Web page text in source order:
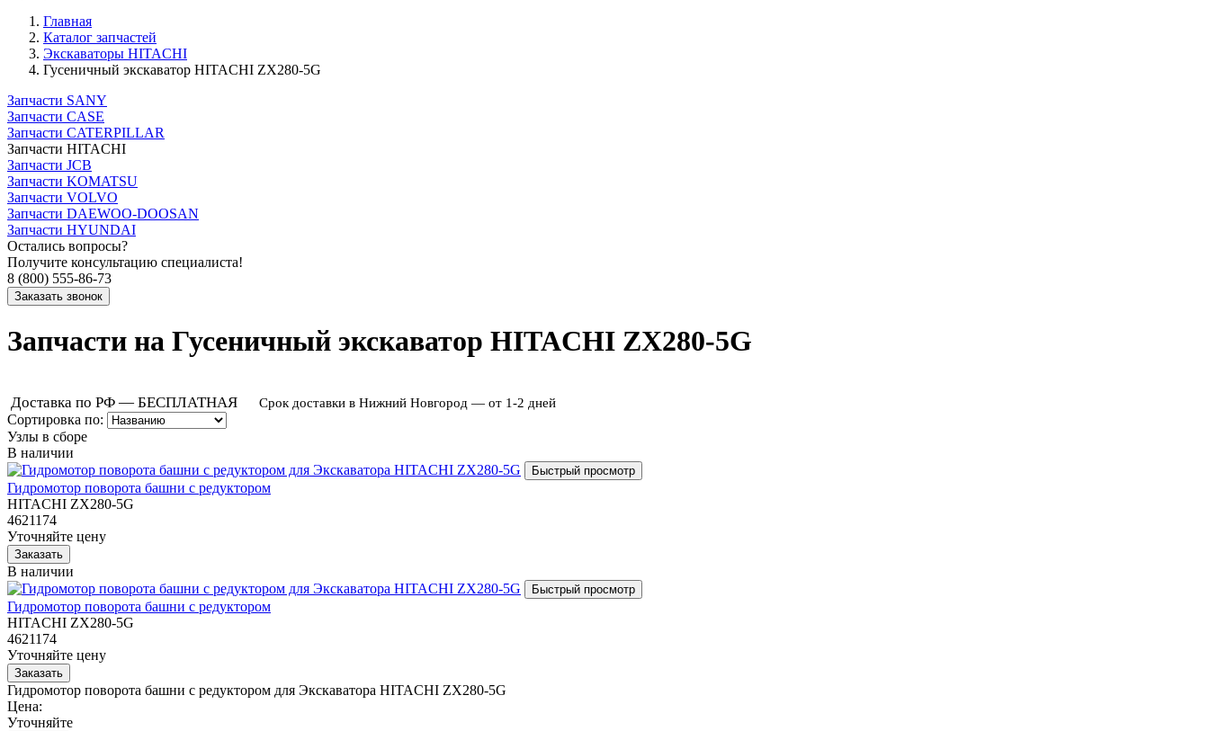
Главная
Каталог запчастей
Экскаваторы HITACHI
Гусеничный экскаватор HITACHI ZX280-5G
Запчасти SANY
Запчасти CASE
Запчасти CATERPILLAR
Запчасти HITACHI
Запчасти JCB
Запчасти KOMATSU
Запчасти VOLVO
Запчасти DAEWOO-DOOSAN
Запчасти HYUNDAI
Остались вопросы?
Получите консультацию специалиста!
8 (800) 555-86-73
Запчасти на Гусеничный экскаватор HITACHI ZX280-5G
Доставка по РФ — БЕСПЛАТНАЯ Срок доставки в Нижний Новгород — от 1-2 дней
Сортировка по:
Узлы в сборе
В наличии
Гидромотор поворота башни с редуктором
HITACHI ZX280-5G
4621174
Уточняйте цену
В наличии
Гидромотор поворота башни с редуктором
HITACHI ZX280-5G
4621174
Уточняйте цену
Гидромотор поворота башни с редуктором для Экскаватора HITACHI ZX280-5G
Цена:
Уточняйте